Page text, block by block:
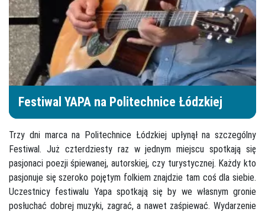
Festiwal YAPA na Politechnice Łódzkiej
Trzy dni marca na Politechnice Łódzkiej upłynął na szczególny
Festiwal. Już czterdziesty raz w jednym miejscu spotkają się
pasjonaci poezji śpiewanej, autorskiej, czy turystycznej. Każdy kto
pasjonuje się szeroko pojętym folkiem znajdzie tam coś dla siebie.
Uczestnicy festiwalu Yapa spotkają się by we własnym gronie
posłuchać dobrej muzyki, zagrać, a nawet zaśpiewać. Wydarzenie